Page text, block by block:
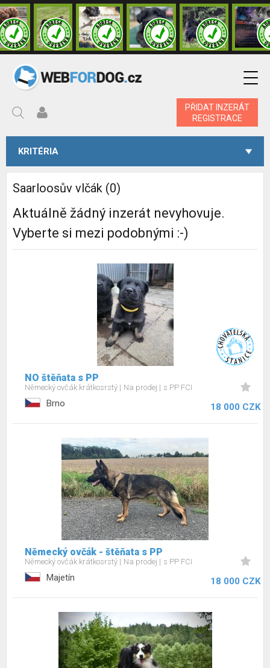
PŘIDAT INZERÁT
REGISTRACE
KRITÉRIA
Saarloosův vlčák (0)
Aktuálně žádný inzerát nevyhovuje.
Vyberte si mezi podobnými :-)
NO štěňata s PP
Německý ovčák krátkosrstý Na prodej s PP FCI
Brno 18 000 CZK
Německý ovčák - štěňata s PP
Německý ovčák krátkosrstý Na prodej s PP FCI
Majetín 18 000 CZK